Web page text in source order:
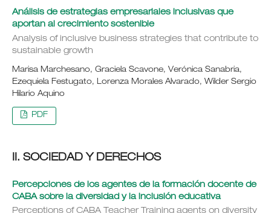
Análisis de estrategias empresariales inclusivas que
aportan al crecimiento sostenible
Analysis of inclusive business strategies that contribute to
sustainable growth
Marisa Marchesano, Graciela Scavone, Verónica Sanabria,
Ezequiela Festugato, Lorenza Morales Alvarado, Wilder Sergio
Hilario Aquino
PDF
II. SOCIEDAD Y DERECHOS
Percepciones de los agentes de la formación docente de
CABA sobre la diversidad y la inclusión educativa